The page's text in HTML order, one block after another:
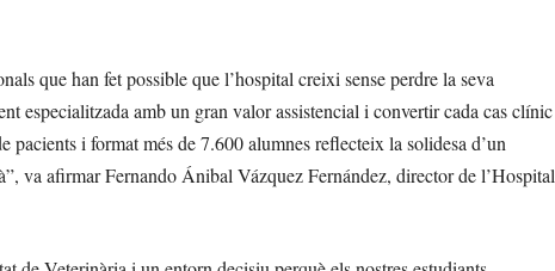
que han fet possible que l’hospital creixi sense perdre la seva
especialitzada amb un gran valor assistencial i convertir cada cas clínic
i format més de 7.600 alumnes reflecteix la solidesa d’un
va afirmar Fernando Ánibal Vázquez Fernández, director de l’Hospital